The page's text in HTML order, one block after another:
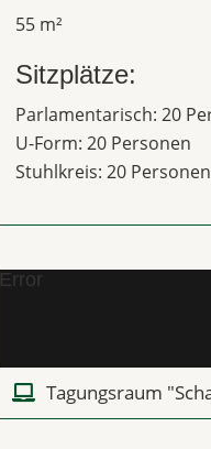
55 m²
Sitzplätze:
Parlamentarisch: 20
U-Form: 20 Personen
Stuhlkreis: 20 Personen
Error
Tagungsraum